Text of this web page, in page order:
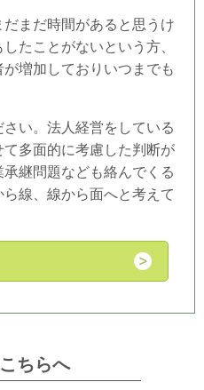
まだ時間があると思うけ
たことがないという方、
増加しておりいつまでも
い。法人経営をしている
多面的に考慮した判断が
継問題なども絡んでくる
線、線から面へと考えて
はこちらへ